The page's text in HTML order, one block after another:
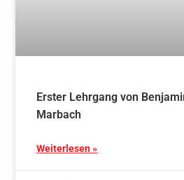
Erster Lehrgang von
Marbach
Weiterlesen »